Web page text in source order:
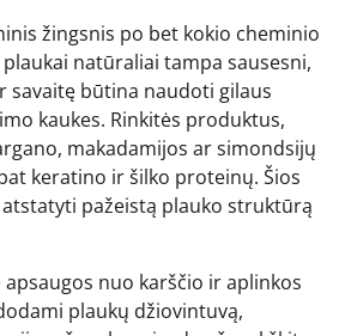
žingsnis po bet kokio cheminio
natūraliai tampa sausesni,
savaitę būtina naudoti gilaus
kaukes. Rinkitės produktus,
makadamijos ar simondsijų
keratino ir šilko proteinų. Šios
pažeistą plauko struktūrą
nuo karščio ir aplinkos
plaukų džiovintuvą,